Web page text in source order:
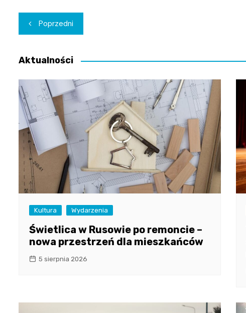
Nawigacja
wpisu
Poprzedni
Aktualności
Kultura Wydarzenia
Świetlica w Rusowie po remoncie –
nowa przestrzeń dla mieszkańców
5 sierpnia 2026